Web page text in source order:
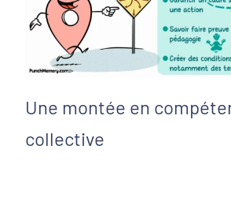
Une montée en
collective